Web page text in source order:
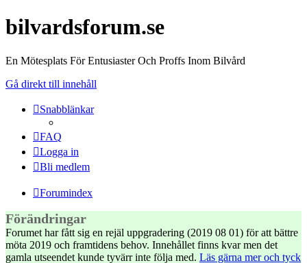
bilvardsforum.se
En Mötesplats För Entusiaster Och Proffs Inom Bilvård
Gå direkt till innehåll
Snabblänkar
FAQ
Logga in
Bli medlem
Forumindex
Förändringar
Forumet har fått sig en rejäl uppgradering (2019 08 01) för att bättre
möta 2019 och framtidens behov. Innehållet finns kvar men det
gamla utseendet kunde tyvärr inte följa med. Läs gärna mer och tyck